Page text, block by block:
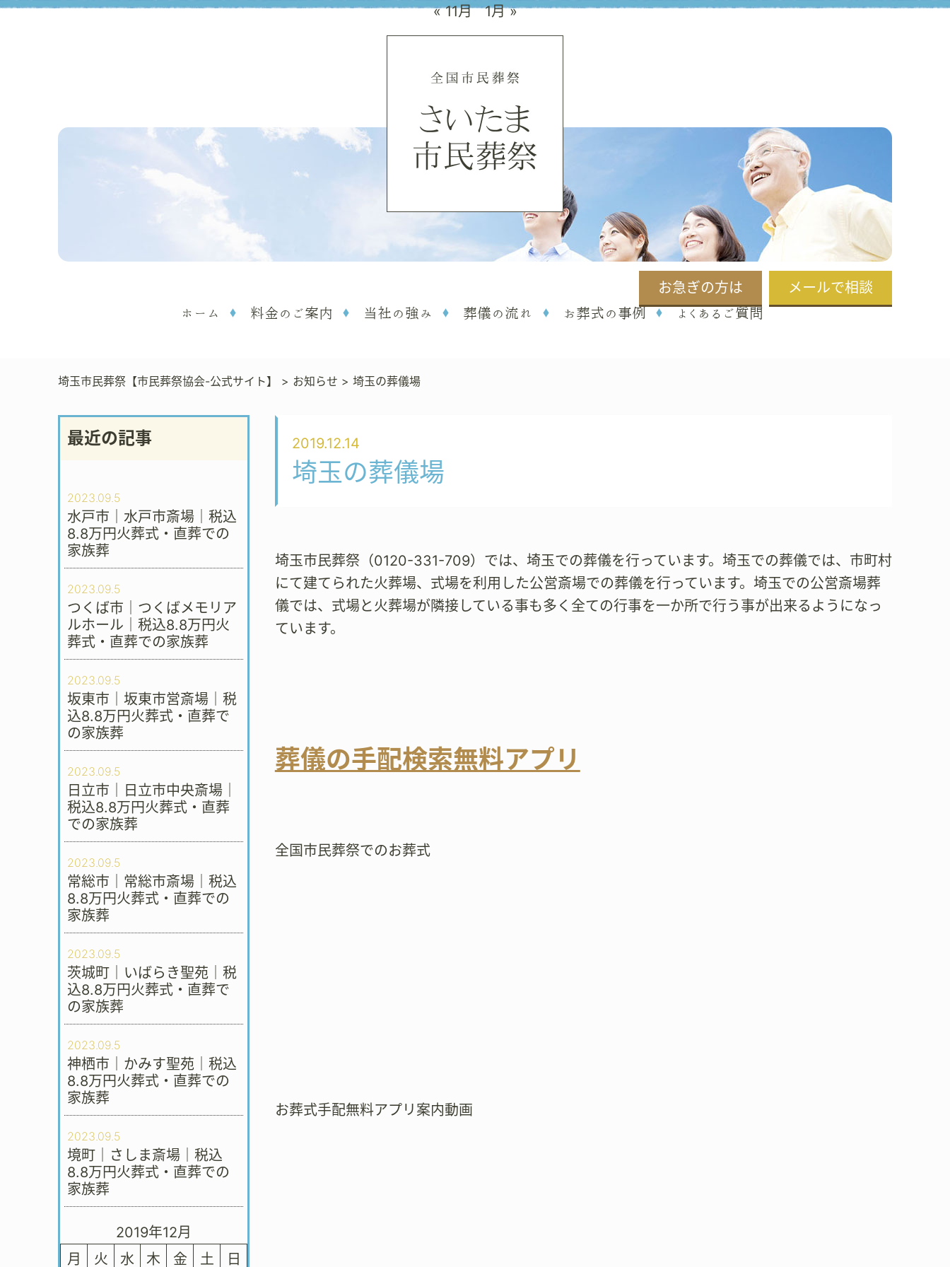
お急ぎの方は メールで相談
ホーム 料金のご案内 当社の強み 葬儀の流れ お葬式の事例 よくあるご質問
埼玉市民葬祭【市民葬祭協会-公式サイト】 > お知らせ > 埼玉の葬儀場
最近の記事
2023.09.5
水戸市｜水戸市斎場｜税込
8.8万円火葬式・直葬での
家族葬
2023.09.5
つくば市｜つくばメモリア
ルホール｜税込8.8万円火
葬式・直葬での家族葬
2023.09.5
坂東市｜坂東市営斎場｜税
込8.8万円火葬式・直葬で
の家族葬
2023.09.5
日立市｜日立市中央斎場｜
税込8.8万円火葬式・直葬
での家族葬
2023.09.5
常総市｜常総市斎場｜税込
8.8万円火葬式・直葬での
家族葬
2023.09.5
茨城町｜いばらき聖苑｜税
込8.8万円火葬式・直葬で
の家族葬
2023.09.5
神栖市｜かみす聖苑｜税込
8.8万円火葬式・直葬での
家族葬
2023.09.5
境町｜さしま斎場｜税込
8.8万円火葬式・直葬での
家族葬
2019年12月
月
火 水 木 金 土
日
« 11月 1月 »
2019.12.14
埼玉の葬儀場
埼玉市民葬祭（0120-331-709）では、埼玉での葬儀を行っています。埼玉での葬儀では、市町村
にて建てられた火葬場、式場を利用した公営斎場での葬儀を行っています。埼玉での公営斎場葬
儀では、式場と火葬場が隣接している事も多く全ての行事を一か所で行う事が出来るようになっ
ています。
葬儀の手配検索無料アプリ
全国市民葬祭でのお葬式
お葬式手配無料アプリ案内動画